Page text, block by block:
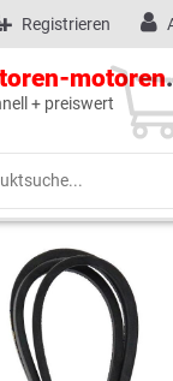
Registrieren
motoren
+ preiswert